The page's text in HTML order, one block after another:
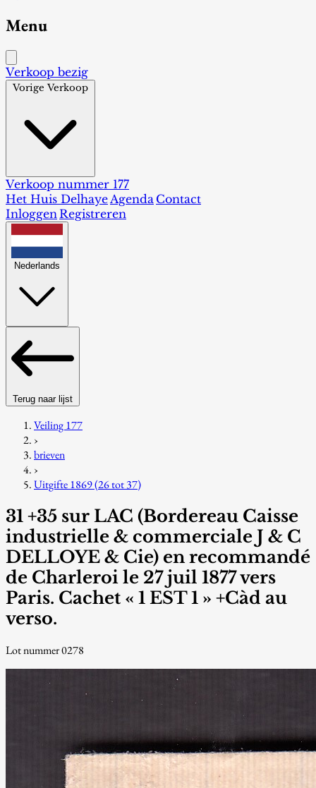
Menu
Verkoop bezig
Vorige Verkoop
Verkoop nummer 177
Het Huis DelhayeAgenda Contact
InloggenRegistreren
Nederlands
Terug naar lijst
Veiling 177
›
brieven
›
Uitgifte 1869 (26 tot 37)
31 +35 sur LAC (Bordereau Caisse
industrielle & commerciale J & C
DELLOYE & Cie) en recommandé
de Charleroi le 27 juil 1877 vers
Paris. Cachet « 1 EST 1 » +Càd au
verso.
Lot nummer 0278